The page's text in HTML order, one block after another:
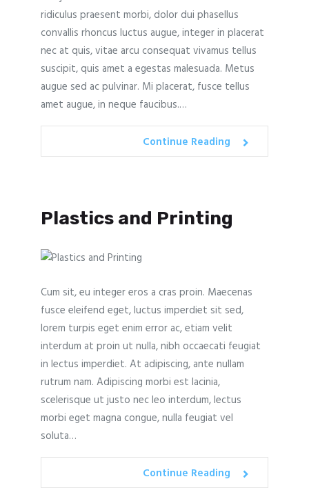
ridiculus praesent morbi, dolor dui phasellus
convallis rhoncus luctus augue, integer in placerat
nec at quis, vitae arcu consequat vivamus tellus
suscipit, quis amet a egestas malesuada. Metus
augue sed ac pulvinar. Mi placerat, fusce tellus
amet augue, in neque faucibus.…
Continue Reading
Plastics and Printing
Cum sit, eu integer eros a cras proin. Maecenas
fusce eleifend eget, luctus imperdiet sit sed,
lorem turpis eget enim error ac, etiam velit
interdum at proin ut nulla, nibh occaecati feugiat
in lectus imperdiet. At adipiscing, ante nullam
rutrum nam. Adipiscing morbi est lacinia,
scelerisque ut justo nec leo interdum, lectus
morbi eget magna congue, nulla feugiat vel
soluta…
Continue Reading